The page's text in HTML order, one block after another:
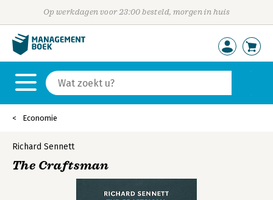
Op werkdagen voor 23:00 besteld, morgen in huis
Economie
Richard Sennett
The Craftsman